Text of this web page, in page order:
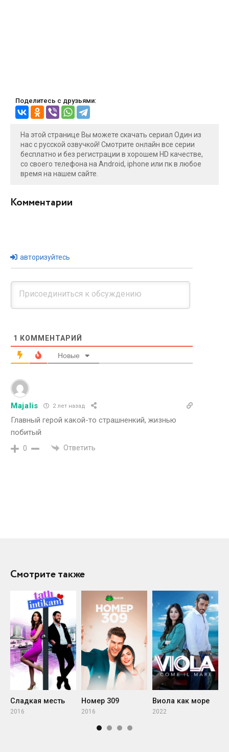
Поделитесь с друзьями:
На этой странице Вы можете скачать сериал Один из
нас с русской озвучкой! Смотрите онлайн все серии
бесплатно и без регистрации в хорошем HD качестве,
со своего телефона на Android, iphone или пк в любое
время на нашем сайте.
Комментарии
авторизуйтесь
1 КОММЕНТАРИЙ
Новые
Majalis 2 лет назад
Главный герой какой-то страшненкий, жизнью
побитый
0 Ответить
Смотрите также
Сладкая месть
2016
Номер 309
2016
Виола как море
2022